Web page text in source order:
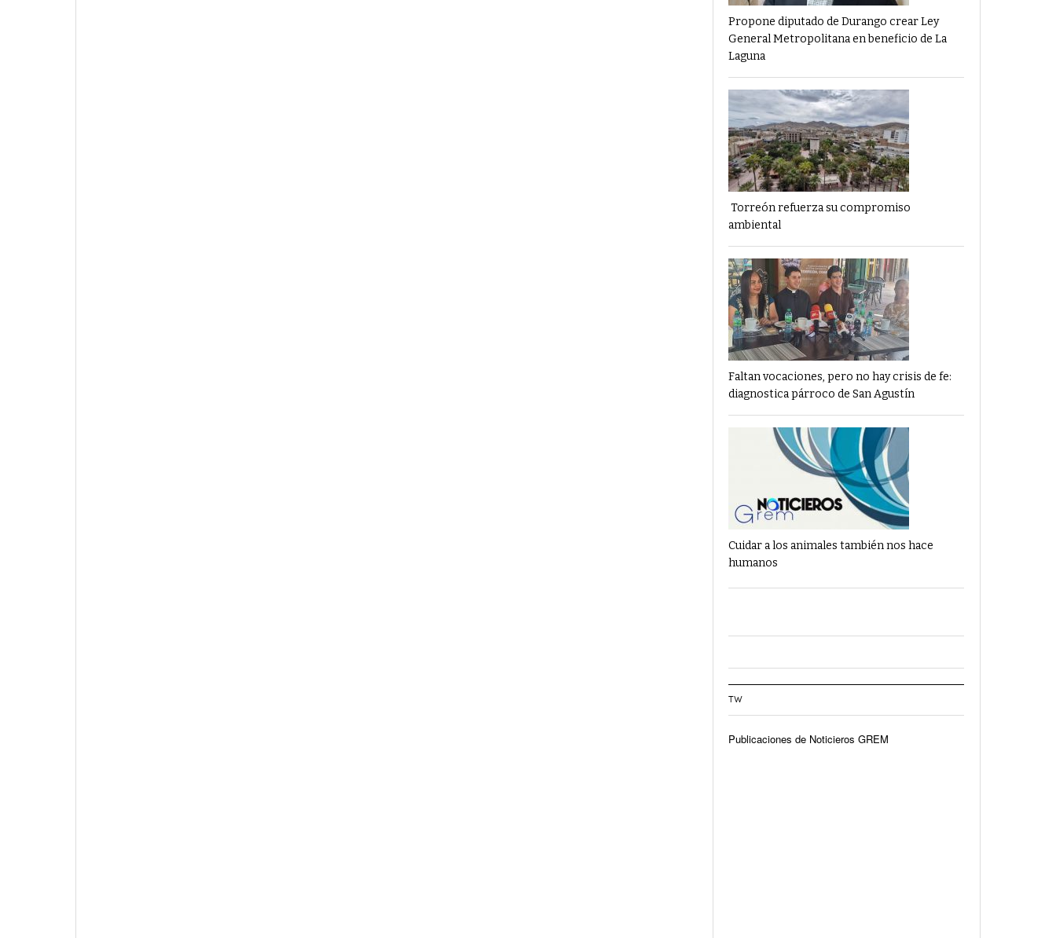
Propone diputado de Durango crear Ley
General Metropolitana en beneficio de La
Laguna
Torreón refuerza su compromiso
ambiental
Faltan vocaciones, pero no hay crisis de fe:
diagnostica párroco de San Agustín
Cuidar a los animales también nos hace
humanos
TW
Publicaciones de Noticieros GREM